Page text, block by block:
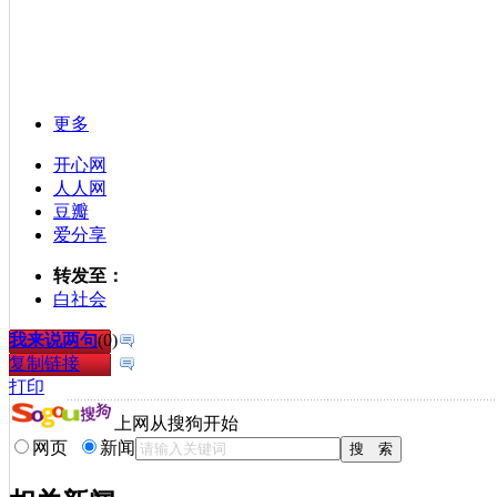
更多
开心网
人人网
豆瓣
爱分享
转发至：
白社会
我来说两句(0)
复制链接
打印
上网从搜狗开始
网页
新闻